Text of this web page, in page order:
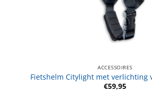
ACCESSOIRES
Fietshelm Citylight met verlichting
€59,95